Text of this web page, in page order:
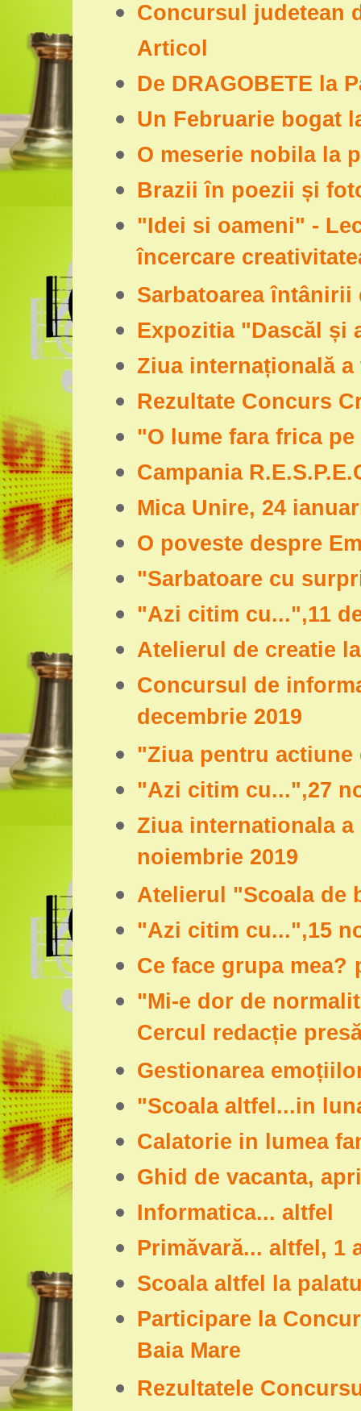
Concursul judetean
Articol
De DRAGOBETE la
Un Februarie bogat
O meserie nobila la
Brazii în poezii și
"Idei si oameni" -
încercare
Sarbatoarea întânirii
Expozitia "Dascăl și
Ziua internațională a
Rezultate Concurs
"O lume fara frica
Campania
Mica Unire, 24
O poveste despre
"Sarbatoare cu
"Azi citim cu...",11
Atelierul de creatie
Concursul de
decembrie 2019
"Ziua pentru actiune
"Azi citim cu...",27
Ziua internationala
noiembrie 2019
Atelierul "Scoala de
"Azi citim cu...",15
Ce face grupa mea?
"Mi-e dor de
Cercul redacție
Gestionarea
"Scoala altfel...in
Calatorie in lumea
Ghid de vacanta,
Informatica... altfel
Primăvară... altfel, 1
Scoala altfel la
Participare la
Baia Mare
Rezultatele